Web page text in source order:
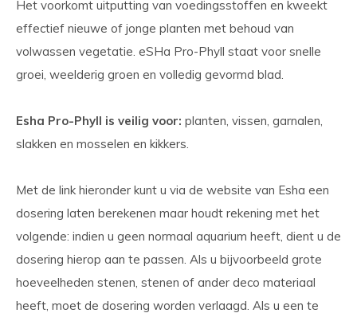
Het voorkomt uitputting van voedingsstoffen en kweekt
effectief nieuwe of jonge planten met behoud van
volwassen vegetatie. eSHa Pro-Phyll staat voor snelle
groei, weelderig groen en volledig gevormd blad.
Esha Pro-Phyll is veilig voor: planten, vissen, garnalen,
slakken en mosselen en kikkers.
Met de link hieronder kunt u via de website van Esha een
dosering laten berekenen maar houdt rekening met het
volgende: indien u geen normaal aquarium heeft, dient u de
dosering hierop aan te passen. Als u bijvoorbeeld grote
hoeveelheden stenen, stenen of ander deco materiaal
heeft, moet de dosering worden verlaagd. Als u een te